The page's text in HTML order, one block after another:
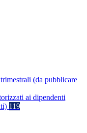
(da pubblicare
ai dipendenti
119